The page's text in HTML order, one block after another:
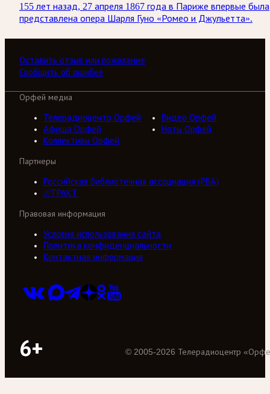
155 лет назад, 27 апреля 1867 года в Париже впервые была
представлена опера Шарля Гуно «Ромео и Джульетта».
Оставить отзыв или пожелание
Сообщить об ошибке
Орфей медиа
Телерадиоцентр Орфей
Видео Орфей
Афиша Орфей
Ноты Орфей
Коллективы Орфей
Партнеры
Российская библиотечная ассоциация (РБА)
///ТРАКТ
Правовая информация
Условия использования сайта
Политика конфиденциальности
Контактная информация
6+ © 2005-2026 Телерадиоцентр